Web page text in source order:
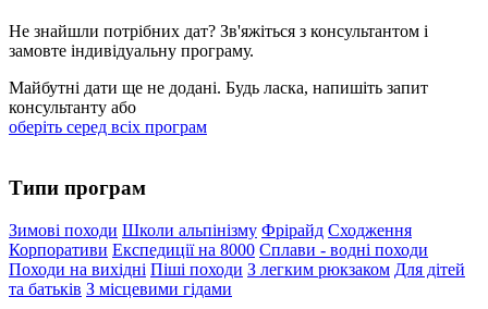
Не знайшли потрібних дат? Зв'яжіться з консультантом і
замовте індивідуальну програму.
Майбутні дати ще не додані. Будь ласка, напишіть запит
консультанту або
оберіть серед всіх програм
Типи програм
Зимові походи Школи альпінізму Фрірайд Сходження
Корпоративи Експедиції на 8000 Сплави - водні походи
Походи на вихідні Піші походи З легким рюкзаком Для дітей
та батьків З місцевими гідами